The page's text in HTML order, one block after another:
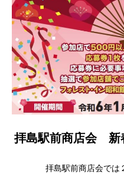
拝島駅前商店会 新
拝島駅前商店会では